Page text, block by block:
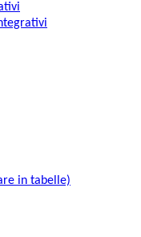
in tabelle)